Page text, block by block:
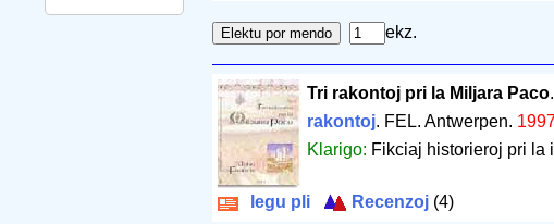
ekz.
Tri rakontoj pri la Miljara Paco.
rakontoj. FEL. Antwerpen.
Klarigo: Fikciaj historieroj pri la
legu pli Recenzoj (4)